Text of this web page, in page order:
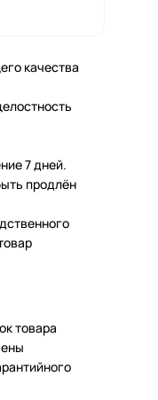
качества
7 дней.
продлён
товара